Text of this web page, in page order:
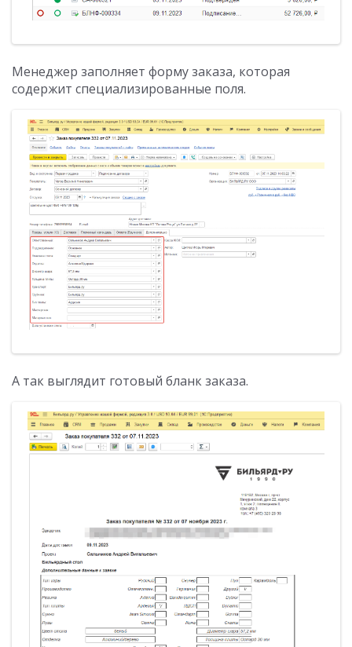
Менеджер заполняет форму заказа, которая
содержит специализированные поля.
А так выглядит готовый бланк заказа.